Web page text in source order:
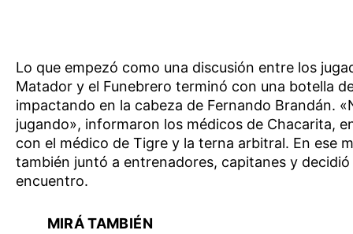
Lo que empezó como una discusión entre los
Matador y el Funebrero terminó con una botella
impactando en la cabeza de Fernando Brandán.
jugando», informaron los médicos de Chacarita,
con el médico de Tigre y la terna arbitral. En ese
también juntó a entrenadores, capitanes y decidió
encuentro.